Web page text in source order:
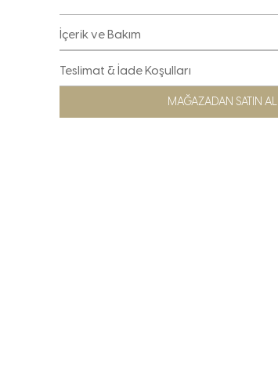
İçerik ve Bakım
Teslimat & İade Koşulları
MAĞAZADAN SATIN AL